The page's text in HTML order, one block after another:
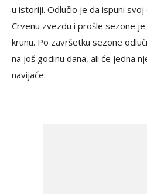
u istoriji. Odlučio je da ispuni
Crvenu zvezdu i prošle sezone
krunu. Po završetku sezone
na još godinu dana, ali će jedna
navijače.